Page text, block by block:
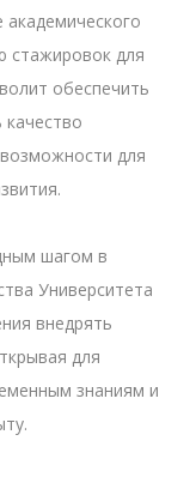
стажировок для
обеспечить
для
шагом в
Университета
внедрять
для
знаниям и